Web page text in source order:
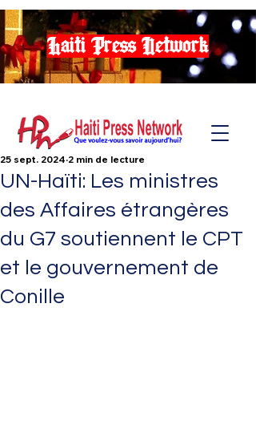
Haiti Press Network
UN-Haïti: Les ministres
des Affaires étrangères
du G7 soutiennent le CPT
et le gouvernement de
Conille
25 sept. 2024 2 min de lecture